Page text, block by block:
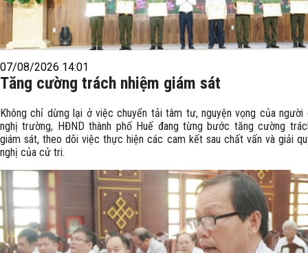
07/08/2026 14:01
Tăng cường trách nhiệm giám sát
Không chỉ dừng lại ở việc chuyển tải tâm tư, nguyện vọng của người
nghị trường, HĐND thành phố Huế đang từng bước tăng cường
giám sát, theo dõi việc thực hiện các cam kết sau chất vấn và giải
nghị của cử tri.